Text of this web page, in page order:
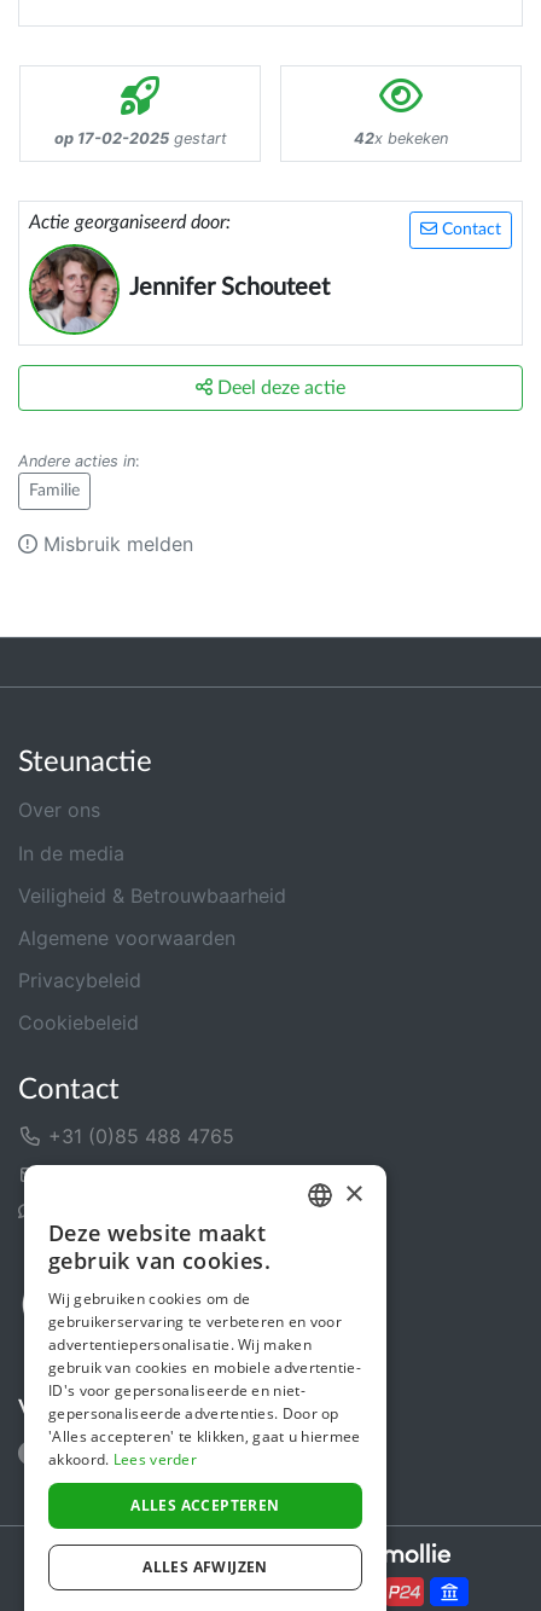
op 17-02-2025gestart 42x bekeken
Contact
Actie georganiseerd door:
Jennifer Schouteet
Deel deze actie
Andere acties in:
Familie
Misbruik melden
Steunactie
Over ons
In de media
Veiligheid & Betrouwbaarheid
Algemene voorwaarden
Privacybeleid
Cookiebeleid
Contact
+31 (0)85 488 4765
Volg ons
Secure payments powered by
ENGLISH
×
Deze website maakt
gebruik van cookies.
Wij gebruiken cookies om de
gebruikerservaring te verbeteren en voor
advertentiepersonalisatie. Wij maken
gebruik van cookies en mobiele advertentie-
ID's voor gepersonaliseerde en niet-
gepersonaliseerde advertenties. Door op
'Alles accepteren' te klikken, gaat u hiermee
akkoord. Lees verder
ALLES ACCEPTEREN
ALLES AFWIJZEN